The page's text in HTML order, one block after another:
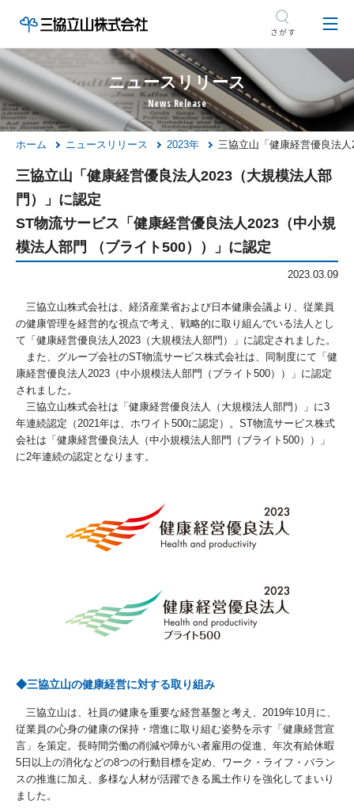
ニュースリリース
ホーム ニュースリリース 2023年 三協立山「健康経営優良法
三協立山「健康経営優良法人2023（大規模法人部
門）」に認定
ST物流サービス「健康経営優良法人2023（中小規
模法人部門 （ブライト500））」に認定
2023.03.09
三協立山株式会社は、経済産業省および日本健康会議より、従業員
の健康管理を経営的な視点で考え、戦略的に取り組んでいる法人とし
て「健康経営優良法人2023（大規模法人部門）」に認定されました。
また、グループ会社のST物流サービス株式会社は、同制度にて「健
康経営優良法人2023（中小規模法人部門（ブライト500））」に認定
されました。
三協立山株式会社は「健康経営優良法人（大規模法人部門）」に3
年連続認定（2021年は、ホワイト500に認定）。ST物流サービス株式
会社は「健康経営優良法人（中小規模法人部門（ブライト500））」
に2年連続の認定となります。
◆三協立山の健康経営に対する取り組み
三協立山は、社員の健康を重要な経営基盤と考え、2019年10月に、
従業員の心身の健康の保持・増進に取り組む姿勢を示す「健康経営宣
言」を策定。長時間労働の削減や障がい者雇用の促進、年次有給休暇
5日以上の消化などの8つの行動目標を定め、ワーク・ライフ・バラン
スの推進に加え、多様な人材が活躍できる風土作りを強化してまいり
ました。